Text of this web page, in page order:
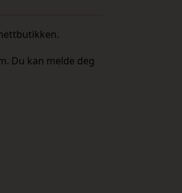
Du kan melde deg